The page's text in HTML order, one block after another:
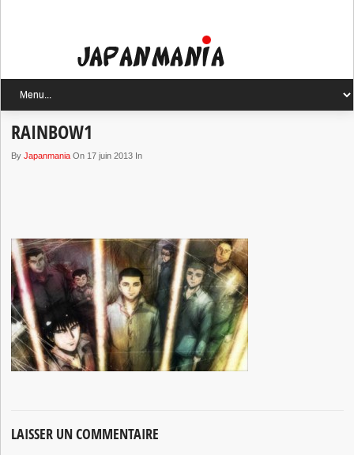
RAINBOW1
ByJapanmania On 17 juin 2013 In
LAISSER UN COMMENTAIRE